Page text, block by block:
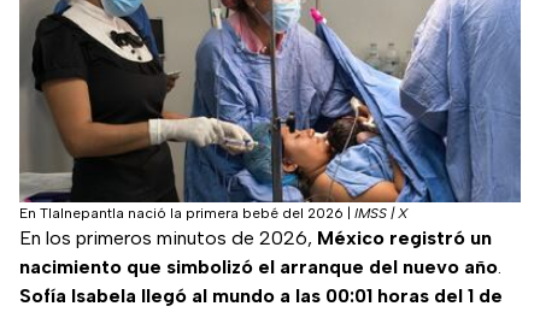
En Tlalnepantla nació la primera bebé del 2026 IMSS | X
En los primeros minutos de 2026, México registró un
nacimiento que simbolizó el arranque del nuevo año.
Sofía Isabela llegó al mundo a las 00:01 horas del 1 de